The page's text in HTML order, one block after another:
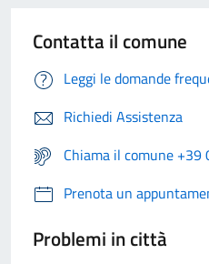
Contatta il comune
Leggi le domande
Richiedi Assistenza
Chiama il comune
Prenota un
Problemi in città